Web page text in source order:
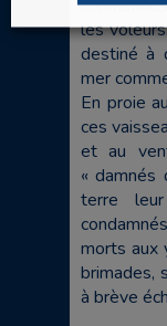
les
destiné à
mer
En proie
ces
et au
«
terre
morts aux
brimades,
à brève